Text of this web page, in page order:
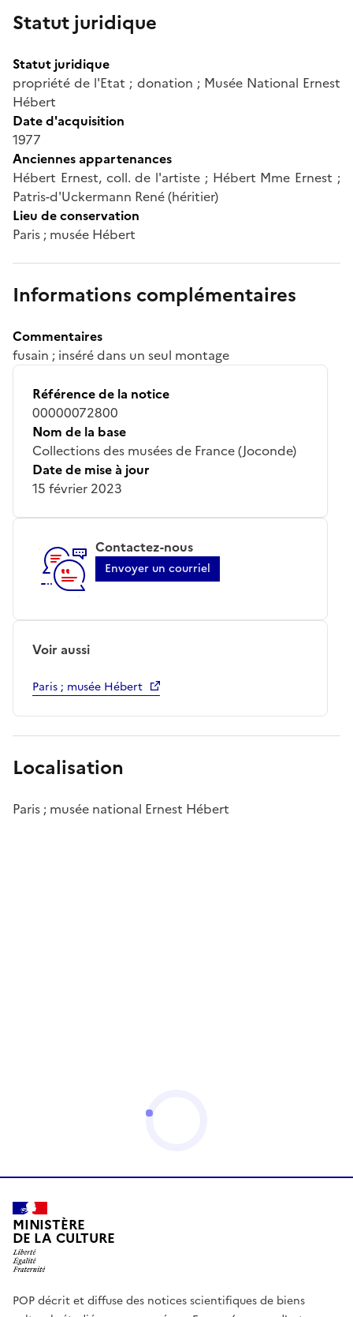
Statut juridique
Statut juridique
propriété de l'Etat ; donation ; Musée National Ernest
Hébert
Date d'acquisition
1977
Anciennes appartenances
Hébert Ernest, coll. de l'artiste ; Hébert Mme Ernest ;
Patris-d'Uckermann René (héritier)
Lieu de conservation
Paris ; musée Hébert
Informations complémentaires
Commentaires
fusain ; inséré dans un seul montage
Référence de la notice
00000072800
Nom de la base
Collections des musées de France (Joconde)
Date de mise à jour
15 février 2023
Contactez-nous
Envoyer un courriel
Voir aussi
Paris ; musée Hébert
Localisation
Paris ; musée national Ernest Hébert
MINISTÈRE
DE LA CULTURE
POP décrit et diffuse des notices scientifiques de biens